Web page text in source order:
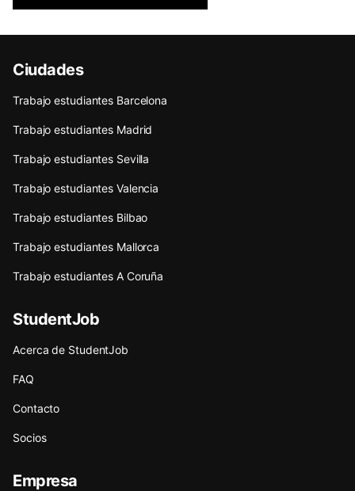
Ciudades
Trabajo estudiantes Barcelona
Trabajo estudiantes Madrid
Trabajo estudiantes Sevilla
Trabajo estudiantes Valencia
Trabajo estudiantes Bilbao
Trabajo estudiantes Mallorca
Trabajo estudiantes A Coruña
StudentJob
Acerca de StudentJob
FAQ
Contacto
Socios
Empresa